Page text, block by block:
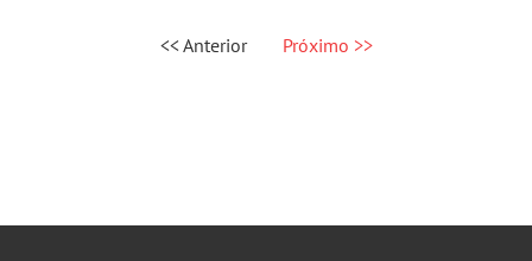
<< Anterior Próximo >>